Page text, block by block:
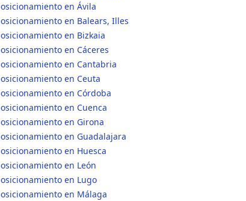
en Ávila
en Balears, Illes
en Bizkaia
en Cáceres
en Cantabria
en Ceuta
en Córdoba
en Cuenca
en Girona
en Guadalajara
en Huesca
en León
en Lugo
en Málaga